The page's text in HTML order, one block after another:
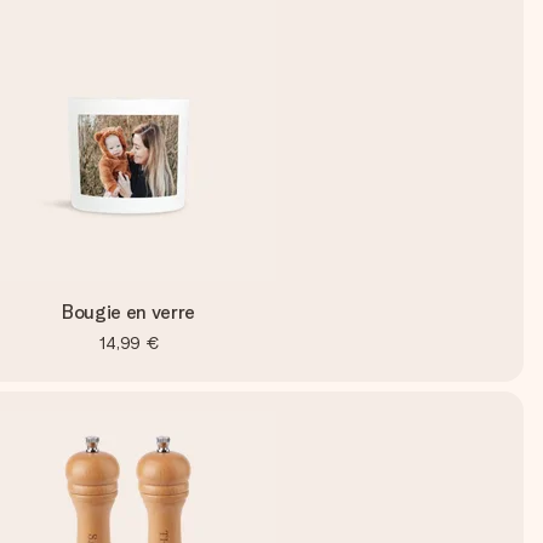
Bougie en verre
14,99 €